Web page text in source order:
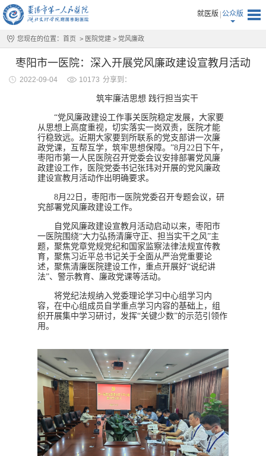
就医版 公众版
您现在的位置： 首页> 医院党建> 党风廉政
枣阳市一医院：深入开展党风廉政建设宣教月活动
2022-09-04 10173 分享到：
筑牢廉洁思想 践行担当实干
“党风廉政建设工作事关医院稳定发展，大家要
从思想上高度重视，切实落实一岗双责，医院才能
行稳致远。近期大家要到所联系的党支部讲一次廉
政党课，互帮互学，筑牢思想保障。”8月22 日下午，
枣阳市第一人民医院召开党委会议安排部署党风廉
政建设工作，医院党委书记张玮对开展的党风廉政
建设宣教月活动作出明确要求。
8月22 日，枣阳市一医院党委召开专题会议，研
究部署党风廉政建设工作。
自党风廉政建设宣教月活动启动以来，枣阳市
一医院围绕“大力弘扬清廉守正、担当实干之风”主
题，聚焦党章党规党纪和国家监察法律法规宣传教
育，聚焦习近平总书记关于全面从严治党重要论
述，聚焦清廉医院建设工作，重点开展好“说纪讲
法”、警示教育、廉政党课等活动。
将党纪法规纳入党委理论学习中心组学习内
容，在中心组成员自学重点学习内容的基础上，组
织开展集中学习研讨，发挥“关键少数”的示范引领作
用。